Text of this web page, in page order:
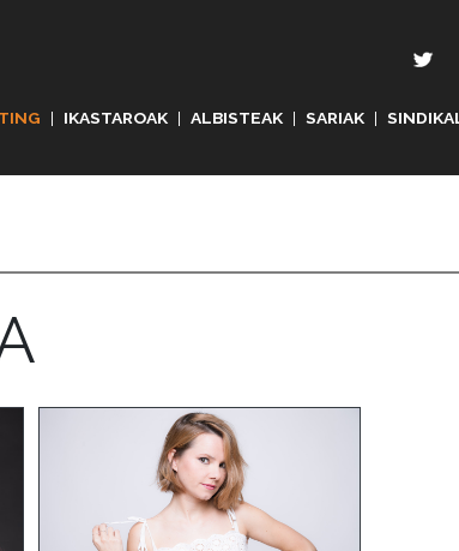
| IKASTAROAK | ALBISTEAK | SARIAK |